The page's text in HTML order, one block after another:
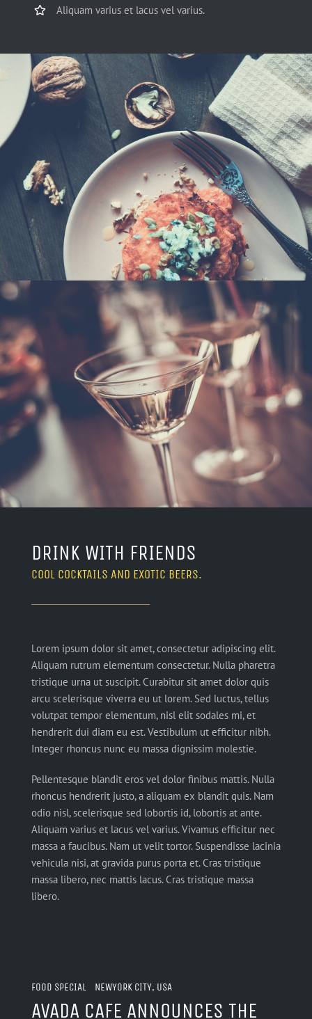
Aliquam varius et lacus vel varius.
DRINK WITH FRIENDS
COOL COCKTAILS AND EXOTIC BEERS.
Lorem ipsum dolor sit amet, consectetur adipiscing elit.
Aliquam rutrum elementum consectetur. Nulla pharetra
tristique urna ut suscipit. Curabitur sit amet dolor quis
arcu scelerisque viverra eu ut lorem. Sed luctus, tellus
volutpat tempor elementum, nisl elit sodales mi, et
hendrerit dui diam eu est. Vestibulum ut efficitur nibh.
Integer rhoncus nunc eu massa dignissim molestie.
Pellentesque blandit eros vel dolor finibus mattis. Nulla
rhoncus hendrerit justo, a aliquam ex blandit quis. Nam
odio nisl, scelerisque sed lobortis id, lobortis at ante.
Aliquam varius et lacus vel varius. Vivamus efficitur nec
massa a faucibus. Nam ut velit tortor. Suspendisse lacinia
vehicula nisi, at gravida purus porta et. Cras tristique
massa libero, nec mattis lacus. Cras tristique massa
libero.
FOOD SPECIAL NEWYORK CITY, USA
AVADA CAFE ANNOUNCES THE